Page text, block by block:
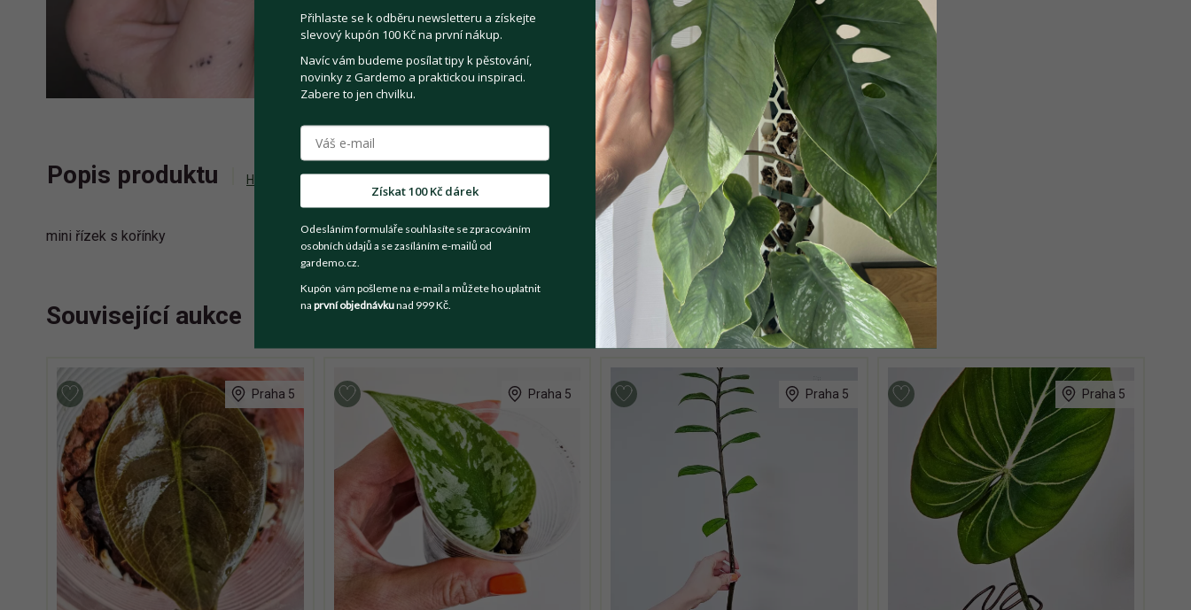
Pokojové rostliny
Popis produktu Historie příhozů Zeptat se prodejce
mini řízek s kořínky
Související aukce
Praha 5 Praha 5 Praha 5 Praha 5
Přihlaste se k odběru newsletteru a získejte
slevový kupón 100 Kč na první nákup.
Navíc vám budeme posílat tipy k pěstování,
novinky z Gardemo a praktickou inspiraci.
Zabere to jen chvilku.
Získat 100 Kč dárek
Odesláním formuláře souhlasíte se zpracováním
osobních údajů a se zasíláním e-mailů od
gardemo.cz.
Kupón vám pošleme na e-mail a můžete ho uplatnit
na první objednávkunad 999 Kč.